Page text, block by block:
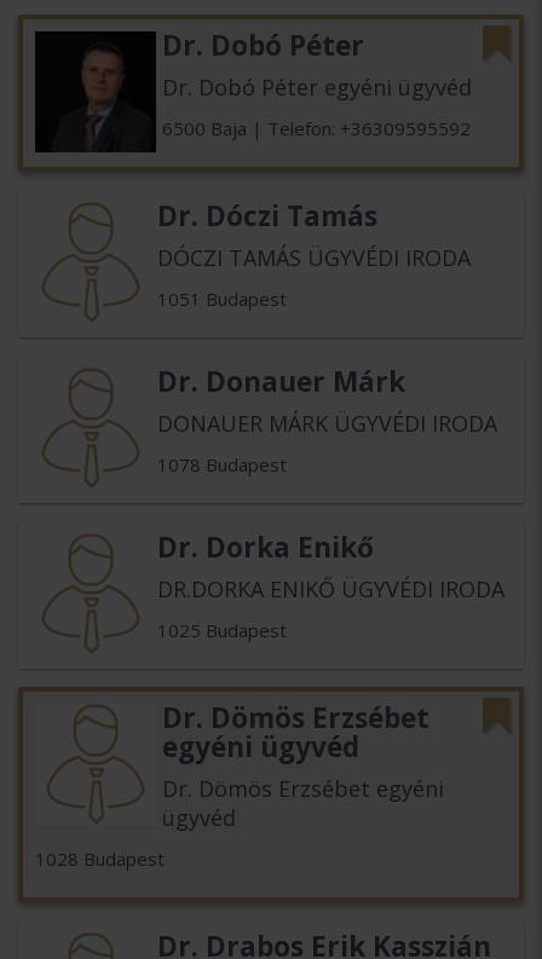
Dr. Dobó Péter
Dr. Dobó Péter egyéni ügyvéd
6500 Baja | Telefon: +36309595592
Dr. Dóczi Tamás
DÓCZI TAMÁS ÜGYVÉDI IRODA
1051 Budapest
Dr. Donauer Márk
DONAUER MÁRK ÜGYVÉDI IRODA
1078 Budapest
Dr. Dorka Enikő
DR.DORKA ENIKŐ ÜGYVÉDI IRODA
1025 Budapest
Dr. Dömös Erzsébet
egyéni ügyvéd
Dr. Dömös Erzsébet egyéni
ügyvéd
1028 Budapest
Dr. Drabos Erik Kasszián